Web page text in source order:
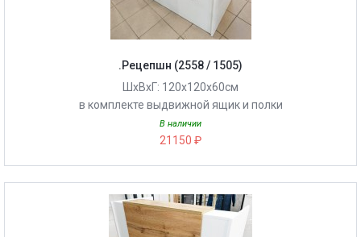
.Рецепшн (2558 / 1505)
ШхВхГ: 120х120х60см
в комплекте выдвижной ящик и полки
В наличии
21150 ₽